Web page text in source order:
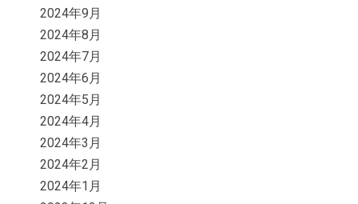
2024年9月
2024年8月
2024年7月
2024年6月
2024年5月
2024年4月
2024年3月
2024年2月
2024年1月